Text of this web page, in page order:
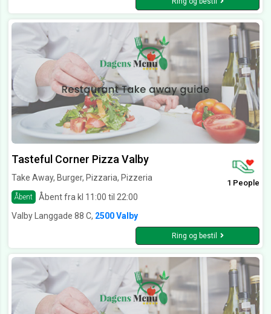
Tasteful Corner Pizza Valby
Take Away, Burger, Pizzaria, Pizzeria
Åbent Åbent fra kl 11:00 til 22:00
1 People
Valby Langgade 88 C, 2500 Valby
Ring og bestil